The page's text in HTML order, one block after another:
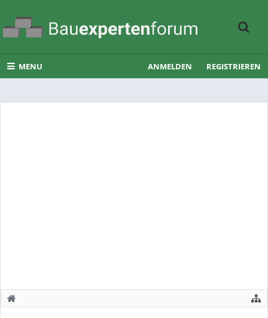
MENU ANMELDEN REGISTRIEREN